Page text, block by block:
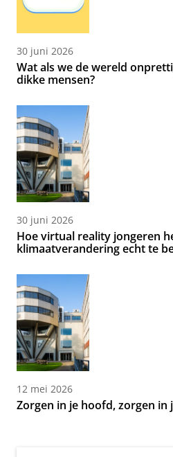
30 juni 2026
Wat als we de wereld
dikke mensen?
30 juni 2026
Hoe virtual reality jongeren
klimaatverandering echt te
12 mei 2026
Zorgen in je hoofd, zorgen in